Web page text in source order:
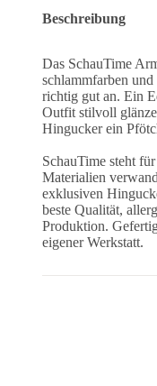
Beschreibung
Das SchauTime
schlammfarben
richtig gut an. Ein
Outfit stilvoll
Hingucker ein
SchauTime steht
Materialien
exklusiven
beste Qualität,
Produktion.
eigener Werkstatt.